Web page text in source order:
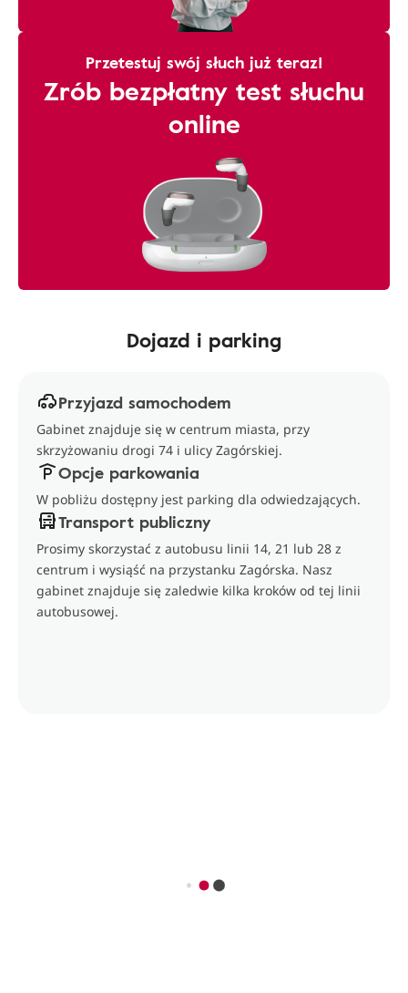
Przetestuj swój słuch już teraz!
Zrób bezpłatny test słuchu
online
Dojazd i parking
Przyjazd samochodem
Gabinet znajduje się w centrum miasta, przy
skrzyżowaniu drogi 74 i ulicy Zagórskiej.
Opcje parkowania
W pobliżu dostępny jest parking dla odwiedzających.
Transport publiczny
Prosimy skorzystać z autobusu linii 14, 21 lub 28 z
centrum i wysiąść na przystanku Zagórska. Nasz
gabinet znajduje się zaledwie kilka kroków od tej linii
autobusowej.